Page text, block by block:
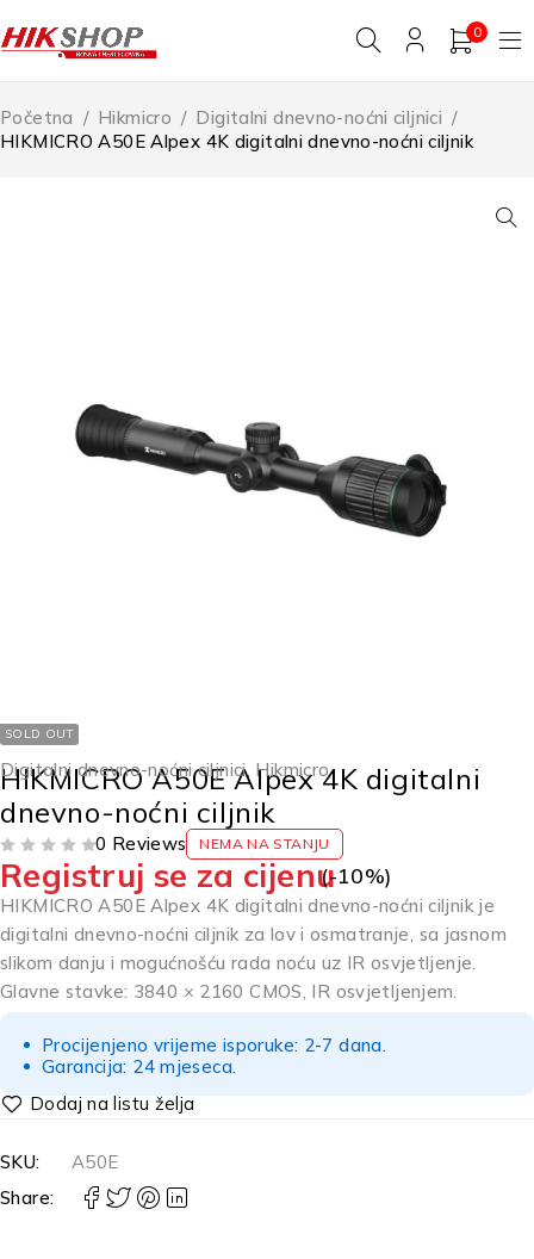
0
Početna / Hikmicro / Digitalni dnevno-noćni ciljnici /
HIKMICRO A50E Alpex 4K digitalni dnevno-noćni ciljnik
SOLD OUT
Digitalni dnevno-noćni ciljnici, Hikmicro
HIKMICRO A50E Alpex 4K digitalni
dnevno-noćni ciljnik
0 Reviews NEMA NA STANJU
Registruj se za cijenu
(-10%)
HIKMICRO A50E Alpex 4K digitalni dnevno-noćni ciljnik je
digitalni dnevno-noćni ciljnik za lov i osmatranje, sa jasnom
slikom danju i mogućnošću rada noću uz IR osvjetljenje.
Glavne stavke: 3840 × 2160 CMOS, IR osvjetljenjem.
Procijenjeno vrijeme isporuke: 2-7 dana.
Garancija: 24 mjeseca.
SKU:
A50E
Share: